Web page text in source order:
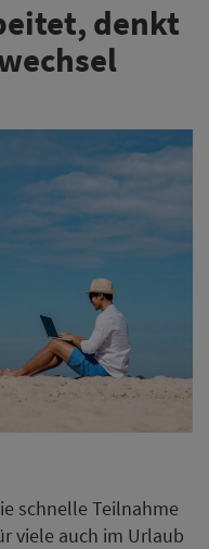
denkt
schnelle Teilnahme
viele auch im Urlaub